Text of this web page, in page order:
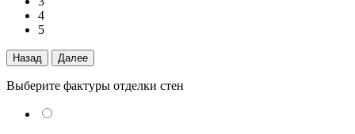
4
5
Назад Далее
Выберите фактуры отделки стен